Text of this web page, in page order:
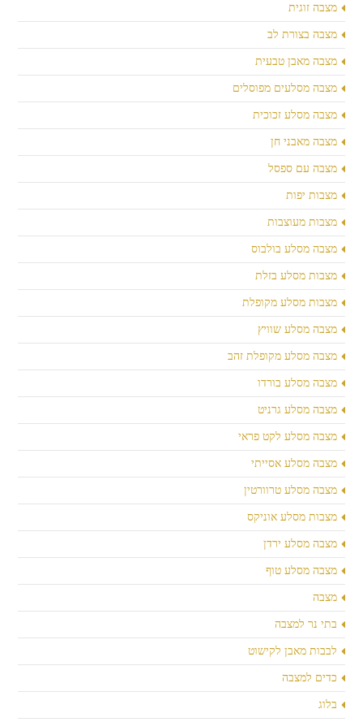
מצבה זוגית
מצבה בצורת לב
מצבה מאבן טבעית
מצבה מסלעים מפוסלים
מצבה מסלע זכוכית
מצבה מאבני חן
מצבה עם ספסל
מצבות יפות
מצבות מעוצבות
מצבה מסלע בולבוס
מצבות מסלע בזלת
מצבות מסלע מקופלת
מצבה מסלע שוויץ
מצבה מסלע מקופלת זהב
מצבה מסלע בורדו
מצבה מסלע גרניט
מצבה מסלע לקט פראי
מצבה מסלע אסייתי
מצבה מסלע טרוורטין
מצבות מסלע אוניקס
מצבה מסלע ירדן
מצבה מסלע טוף
מצבה
בתי נר למצבה
לבבות מאבן לקישוט
כדים למצבה
בלוג